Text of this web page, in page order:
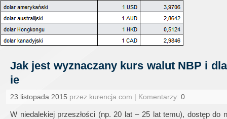
Jak jest wyznaczany kurs walut NBP i
ie
23 listopada 2015 przez kurencja.com | Komentarzy: 0
W niedalekiej przeszłości (np. 20 lat – 25 lat temu), dostęp do